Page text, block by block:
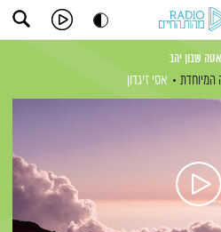
שבון יהב
אסי זיגדון